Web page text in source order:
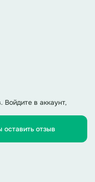
Войдите в аккаунт,
оставить отзыв